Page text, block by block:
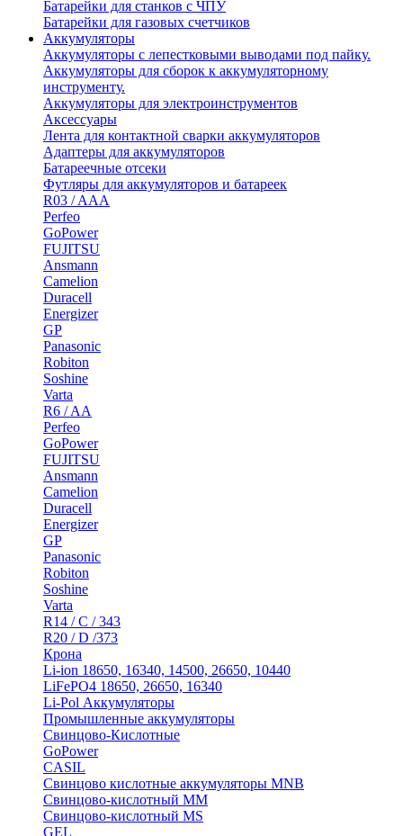
Батарейки для станков с ЧПУ
Батарейки для газовых счетчиков
Аккумуляторы
Аккумуляторы с лепестковыми выводами под пайку.
Аккумуляторы для сборок к аккумуляторному
инструменту.
Аккумуляторы для электроинструментов
Аксессуары
Лента для контактной сварки аккумуляторов
Адаптеры для аккумуляторов
Батареечные отсеки
Футляры для аккумуляторов и батареек
R03 / AAA
Perfeo
GoPower
FUJITSU
Ansmann
Camelion
Duracell
Energizer
GP
Panasonic
Robiton
Soshine
Varta
R6 / AA
Perfeo
GoPower
FUJITSU
Ansmann
Camelion
Duracell
Energizer
GP
Panasonic
Robiton
Soshine
Varta
R14 / C / 343
R20 / D /373
Крона
Li-ion 18650, 16340, 14500, 26650, 10440
LiFePO4 18650, 26650, 16340
Li-Pol Аккумуляторы
Промышленные аккумуляторы
Свинцово-Кислотные
GoPower
CASIL
Свинцово кислотные аккумуляторы MNB
Cвинцово-кислотный MM
Cвинцово-кислотный MS
GEL